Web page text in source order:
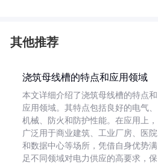
其他推荐
浇筑母线槽的特点和应用领域
本文详细介绍了浇筑母线槽的特点和
应用领域。其特点包括良好的电气、
机械、防火和防护性能。在应用上，
广泛用于商业建筑、工业厂房、医院
和数据中心等场所，凭借自身优势满
足不同领域对电力供应的高要求，保